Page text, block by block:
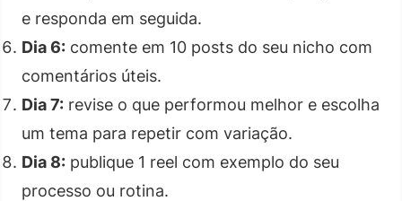
e responda em seguida.
Dia 6: comente em 10 posts do seu nicho com
comentários úteis.
Dia 7: revise o que performou melhor e escolha
um tema para repetir com variação.
Dia 8: publique 1 reel com exemplo do seu
processo ou rotina.